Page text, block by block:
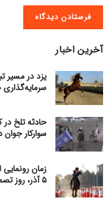
آخرین اخبار
یزد در
سرمایه‌گذاری ۵۰ میلیارد ریالی در اشکذر
حادثه تلخ
سوارکار
زمان
۵ آذر، روز تصمیم نهایی